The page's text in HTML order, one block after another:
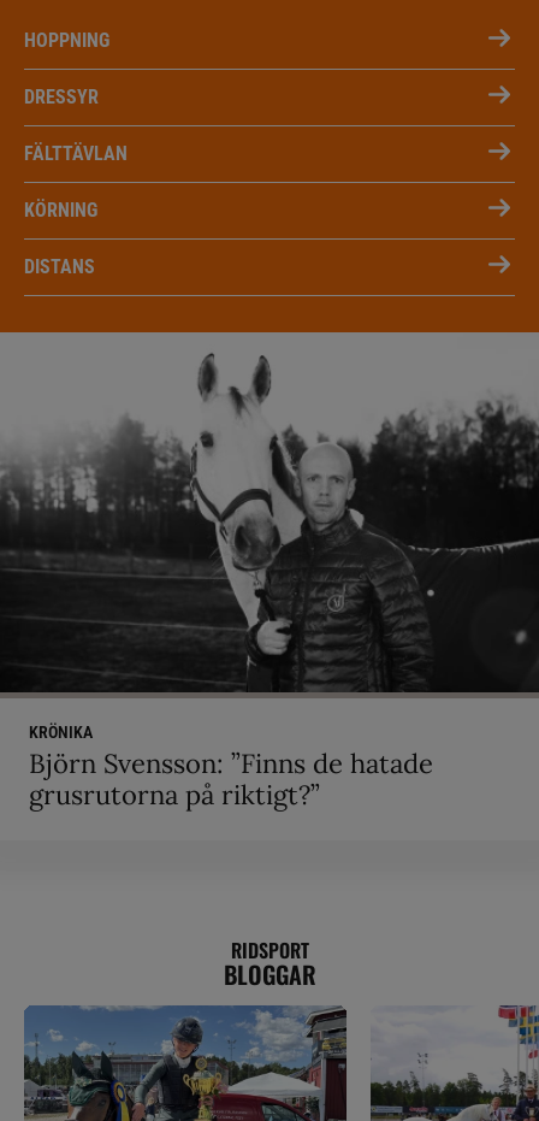
HOPPNING
DRESSYR
FÄLTTÄVLAN
KÖRNING
DISTANS
KRÖNIKA
Björn Svensson: ”Finns de hatade
grusrutorna på riktigt?”
RIDSPORT
BLOGGAR